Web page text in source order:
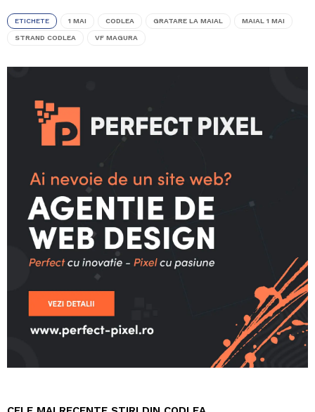
ETICHETE 1 MAI CODLEA GRATARE LA MAIAL MAIAL 1 MAI
STRAND CODLEA VF MAGURA